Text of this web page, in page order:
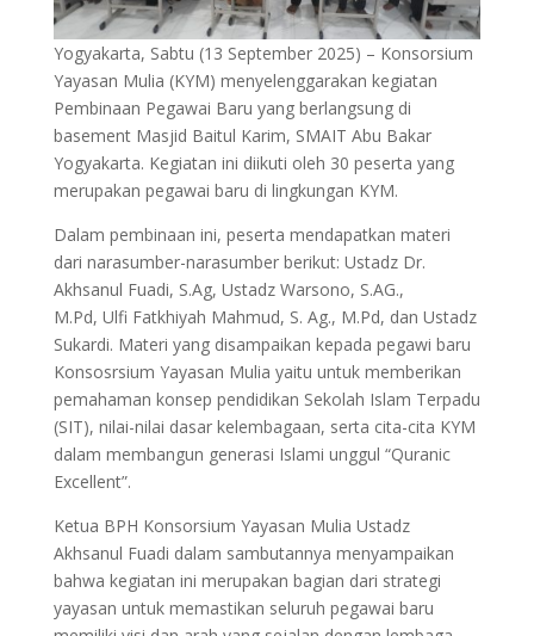
Yogyakarta, Sabtu (13 September 2025) – Konsorsium
Yayasan Mulia (KYM) menyelenggarakan kegiatan
Pembinaan Pegawai Baru yang berlangsung di
basement Masjid Baitul Karim, SMAIT Abu Bakar
Yogyakarta. Kegiatan ini diikuti oleh 30 peserta yang
merupakan pegawai baru di lingkungan KYM.
Dalam pembinaan ini, peserta mendapatkan materi
dari narasumber-narasumber berikut: Ustadz Dr.
Akhsanul Fuadi, S.Ag, Ustadz Warsono, S.AG.,
M.Pd, Ulfi Fatkhiyah Mahmud, S. Ag., M.Pd, dan Ustadz
Sukardi. Materi yang disampaikan kepada pegawi baru
Konsosrsium Yayasan Mulia yaitu untuk memberikan
pemahaman konsep pendidikan Sekolah Islam Terpadu
(SIT), nilai-nilai dasar kelembagaan, serta cita-cita KYM
dalam membangun generasi Islami unggul “Quranic
Excellent”.
Ketua BPH Konsorsium Yayasan Mulia Ustadz
Akhsanul Fuadi dalam sambutannya menyampaikan
bahwa kegiatan ini merupakan bagian dari strategi
yayasan untuk memastikan seluruh pegawai baru